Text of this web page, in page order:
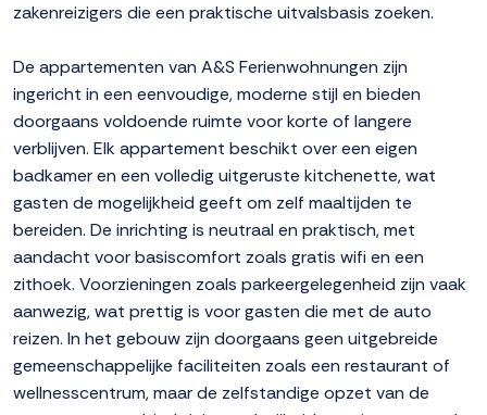
zakenreizigers die een praktische uitvalsbasis zoeken.
De appartementen van A&S Ferienwohnungen zijn
ingericht in een eenvoudige, moderne stijl en bieden
doorgaans voldoende ruimte voor korte of langere
verblijven. Elk appartement beschikt over een eigen
badkamer en een volledig uitgeruste kitchenette, wat
gasten de mogelijkheid geeft om zelf maaltijden te
bereiden. De inrichting is neutraal en praktisch, met
aandacht voor basiscomfort zoals gratis wifi en een
zithoek. Voorzieningen zoals parkeergelegenheid zijn vaak
aanwezig, wat prettig is voor gasten die met de auto
reizen. In het gebouw zijn doorgaans geen uitgebreide
gemeenschappelijke faciliteiten zoals een restaurant of
wellnesscentrum, maar de zelfstandige opzet van de